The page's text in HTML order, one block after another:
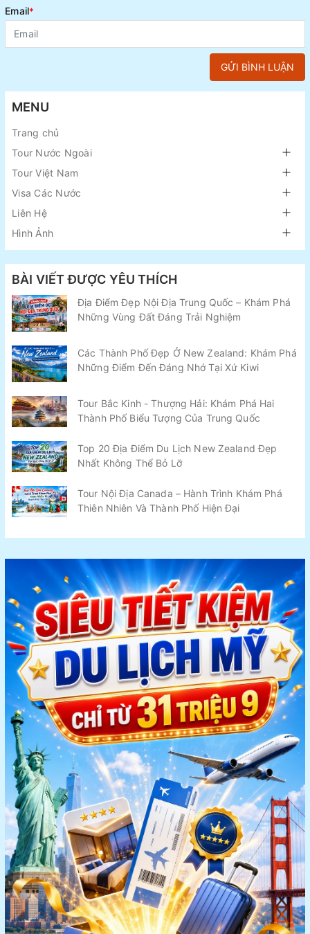
Email*
GỬI BÌNH LUẬN
MENU
Trang chủ
Tour Nước Ngoài
Tour Việt Nam
Visa Các Nước
Liên Hệ
Hình Ảnh
BÀI VIẾT ĐƯỢC YÊU THÍCH
Địa Điểm Đẹp Nội Địa Trung Quốc – Khám Phá
Những Vùng Đất Đáng Trải Nghiệm
Các Thành Phố Đẹp Ở New Zealand: Khám Phá
Những Điểm Đến Đáng Nhớ Tại Xứ Kiwi
Tour Bắc Kinh - Thượng Hải: Khám Phá Hai
Thành Phố Biểu Tượng Của Trung Quốc
Top 20 Địa Điểm Du Lịch New Zealand Đẹp
Nhất Không Thể Bỏ Lỡ
Tour Nội Địa Canada – Hành Trình Khám Phá
Thiên Nhiên Và Thành Phố Hiện Đại